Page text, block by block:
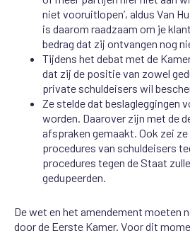
niet vooruitlopen’, aldus Van
is daarom raadzaam om je
bedrag dat zij ontvangen nog
Tijdens het debat met de
dat zij de positie van zowel
private schuldeisers wil
Ze stelde dat beslagleggingen
worden. Daarover zijn met de
afspraken gemaakt. Ook zei
procedures van schuldeisers
procedures tegen de Staat
gedupeerden.
De wet en het amendement moeten
door de Eerste Kamer. Voor dit